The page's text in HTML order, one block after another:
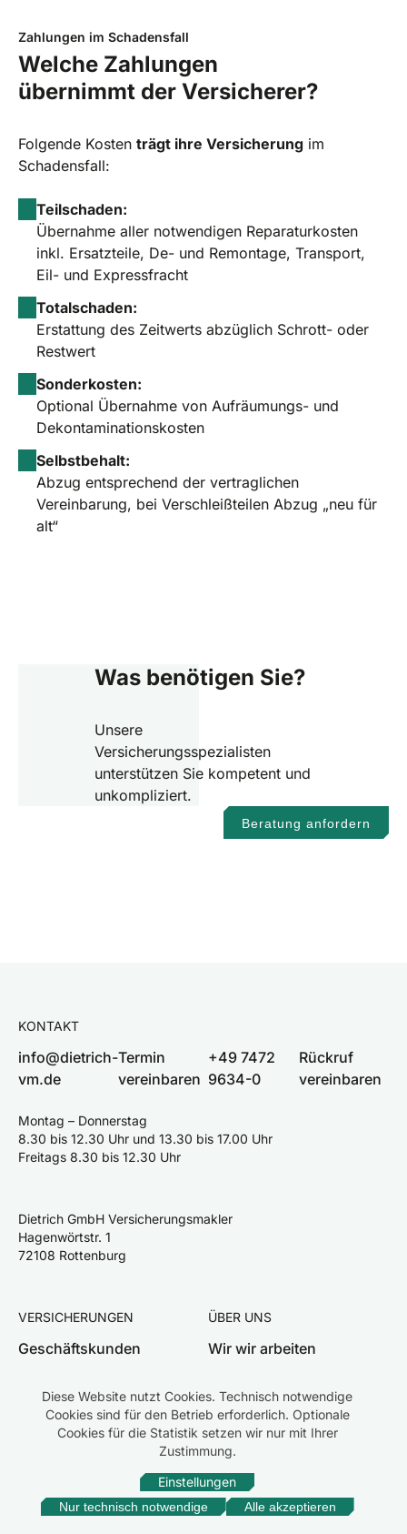
Zahlungen im Schadensfall
Welche Zahlungen
übernimmt der Versicherer?
Folgende Kosten trägt ihre Versicherung im
Schadensfall:
Teilschaden:
Übernahme aller notwendigen Reparaturkosten
inkl. Ersatzteile, De- und Remontage, Transport,
Eil- und Expressfracht
Totalschaden:
Erstattung des Zeitwerts abzüglich Schrott- oder
Restwert
Sonderkosten:
Optional Übernahme von Aufräumungs- und
Dekontaminationskosten
Selbstbehalt:
Abzug entsprechend der vertraglichen
Vereinbarung, bei Verschleißteilen Abzug „neu für
alt“
Was benötigen Sie?
Unsere
Versicherungsspezialisten
unterstützen Sie kompetent und
unkompliziert.
Beratung anfordern
KONTAKT
info@dietrich-
vm.de
Termin
vereinbaren
+49 7472
9634-0
Rückruf
vereinbaren
Montag – Donnerstag
8.30 bis 12.30 Uhr und 13.30 bis 17.00 Uhr
Freitags 8.30 bis 12.30 Uhr
Dietrich GmbH Versicherungsmakler
Hagenwörtstr. 1
72108 Rottenburg
VERSICHERUNGEN
Geschäftskunden
Schaden melden
ÜBER UNS
Wir wir arbeiten
Karriere
DatenschutzRechtliche Hinweise
Beschwerden
Diese Website nutzt Cookies. Technisch notwendige
Cookies sind für den Betrieb erforderlich. Optionale
Cookies für die Statistik setzen wir nur mit Ihrer
Zustimmung.
Einstellungen
Nur technisch notwendige Alle akzeptieren